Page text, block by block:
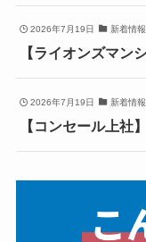
2026年7月19日 新着情報
【ライオンズマン
2026年7月19日 新着情報
【コンセール上社】